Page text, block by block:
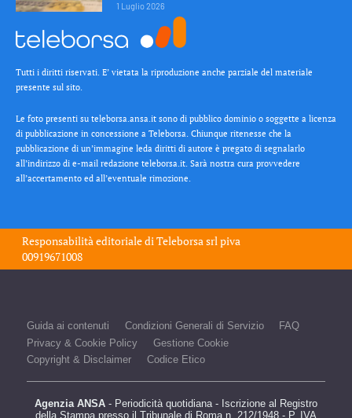
1 Luglio 2026
Tutti i diritti riservati. E’ vietata la riproduzione anche parziale del materiale
presente sul sito.
Le foto presenti su teleborsa.ansa.it sono di pubblico dominio o soggette a licenza
di pubblicazione in concessione a Teleborsa. Chiunque ritenesse che la
pubblicazione di un’immagine leda diritti di autore è pregato di segnalarlo
all’indirizzo di e-mail redazione teleborsa.it. Sarà nostra cura provvedere
all’accertamento ed all’eventuale rimozione.
Responsabilità editoriale diTeleborsa srlpiva
00919671008
Guida ai contenuti Condizioni Generali di Servizio
FAQ
Privacy & Cookie Policy
Gestione Cookie
Copyright & Disclaimer
Codice Etico
Agenzia ANSA - Periodicità quotidiana - Iscrizione al Registro
della Stampa presso il Tribunale di Roma n. 212/1948 - P. IVA